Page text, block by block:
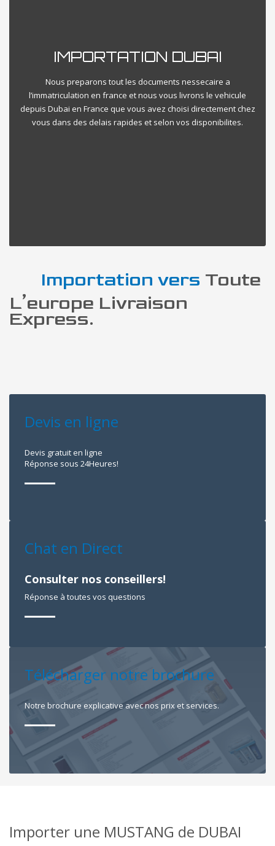
IMPORTATION DUBAI
Nous preparons tout les documents nessecaire a
l’immatriculation en france et nous vous livrons le vehicule
depuis Dubai en France que vous avez choisi directement chez
vous dans des delais rapides et selon vos disponibilites.
Importation vers Toute
L’europe Livraison
Express.
Devis en ligne
Devis gratuit en ligne
Réponse sous 24Heures!
Chat en Direct
Consulter nos conseillers!
Réponse à toutes vos questions
Télécharger notre brochure
Notre brochure explicative avec nos prix et services.
Importer une MUSTANG de DUBAI